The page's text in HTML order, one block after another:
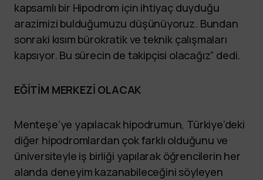
kapsamlı bir Hipodrom için ihtiyaç duyduğu
arazimizi bulduğumuzu düşünüyoruz. Bundan
sonraki kısım bürokratik ve teknik çalışmaları
kapsıyor. Bu sürecin de takipçisi olacağız” dedi.
EĞİTİM MERKEZİ OLACAK
Menteşe’ye yapılacak hipodrumun, Türkiye’deki
diğer hipodromlardan çok farklı olduğunu ve
üniversiteyle iş birliği yapılarak öğrencilerin her
alanda deneyim kazanabileceğini söyleyen